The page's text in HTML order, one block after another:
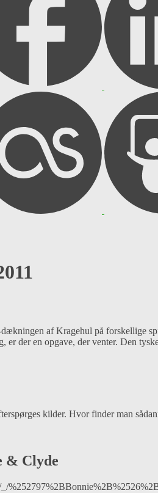
af Kragehul på forskellige
er der en opgave, der venter. Den
kilder. Hvor finder man
& Clyde